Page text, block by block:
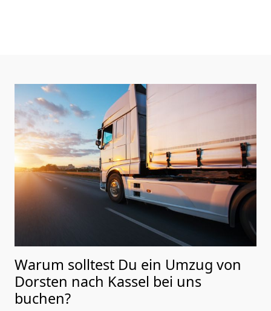
Warum solltest Du ein Umzug von
Dorsten nach Kassel bei uns
buchen?